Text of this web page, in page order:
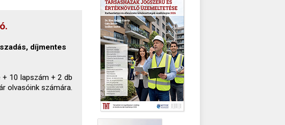
díjmentes
+ 10 lapszám + 2 db
olvasóink számára.